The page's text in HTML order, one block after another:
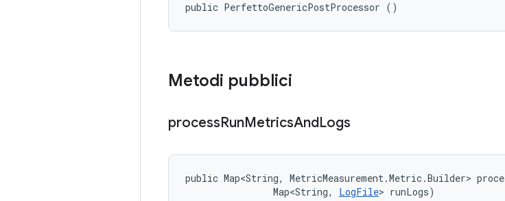
public PerfettoGenericPostProcessor ()
Metodi pubblici
processRunMetricsAndLogs
public Map<String, MetricMeasurement.Metric.Builder>
                Map<String,
LogFile> runLogs)